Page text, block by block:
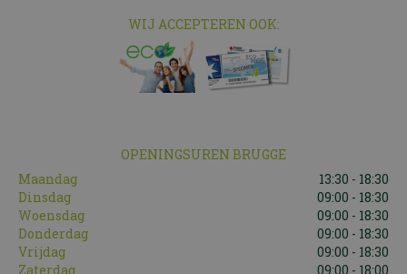
WIJ ACCEPTEREN OOK:
OPENINGSUREN BRUGGE
Maandag
13:30 - 18:30
Dinsdag
09:00 - 18:30
Woensdag
09:00 - 18:30
Donderdag
09:00 - 18:30
Vrijdag
09:00 - 18:30
Zaterdag
09:00 - 18:00